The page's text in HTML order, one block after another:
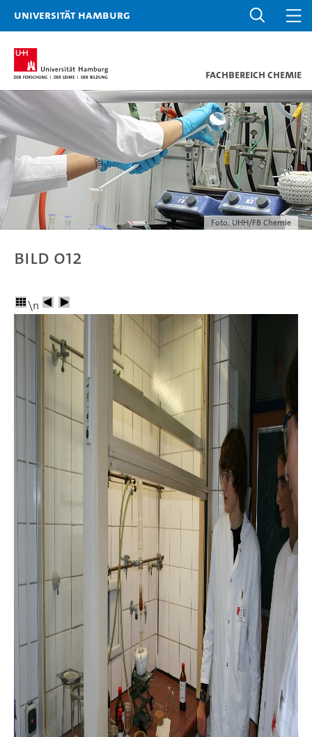
Universität Hamburg
Fachbereich Chemie
Foto: UHH/FB Chemie
Bild 012
\n